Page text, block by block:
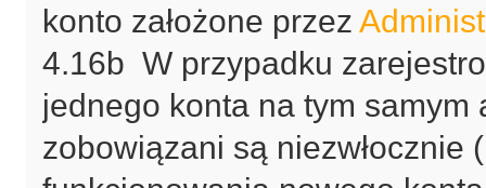
konto założone przez
4.16b W przypadku
jednego konta na tym samym
zobowiązani są niezwłocznie